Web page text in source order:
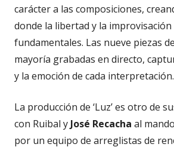
carácter a las composiciones,
donde la libertad y la improvisación
fundamentales. Las nueve piezas
mayoría grabadas en directo,
y la emoción de cada interpretación.
La producción de ‘Luz’ es otro de
con Ruibal yJosé Recacha al
por un equipo de arreglistas de